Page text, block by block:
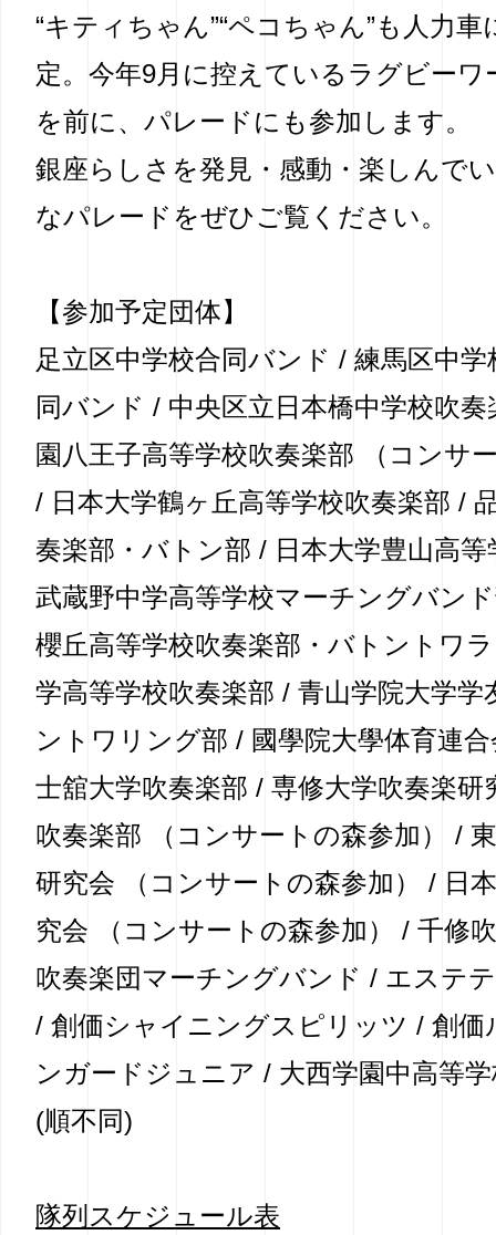
“キティちゃん”“ペコちゃん”も人力
定。今年9月に控えているラグビーワ
を前に、パレードにも参加します。
銀座らしさを発見・感動・楽しんで
なパレードをぜひご覧ください。
【参加予定団体】
足立区中学校合同バンド / 練馬区中
同バンド / 中央区立日本橋中学校吹
園八王子高等学校吹奏楽部 （コンサ
/ 日本大学鶴ヶ丘高等学校吹奏楽部 /
奏楽部・バトン部 / 日本大学豊山高等
武蔵野中学高等学校マーチングバン
櫻丘高等学校吹奏楽部・バトントワ
学高等学校吹奏楽部 / 青山学院大学学
ントワリング部 / 國學院大學体育連
士舘大学吹奏楽部 / 専修大学吹奏楽研
吹奏楽部 （コンサートの森参加） /
研究会 （コンサートの森参加） / 日
究会 （コンサートの森参加） / 千修
吹奏楽団マーチングバンド / エステ
/ 創価シャイニングスピリッツ / 創価
ンガードジュニア / 大西学園中高等
(順不同)
隊列スケジュール表